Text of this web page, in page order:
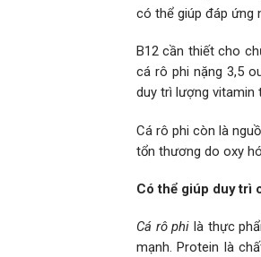
có thể giúp đáp ứng
B12 cần thiết cho
cá rô phi nặng 3,5
duy trì lượng vitamin
Cá rô phi còn là
tổn thương do oxy
Có thể giúp duy trì
Cá rô phi là thực
mạnh. Protein là